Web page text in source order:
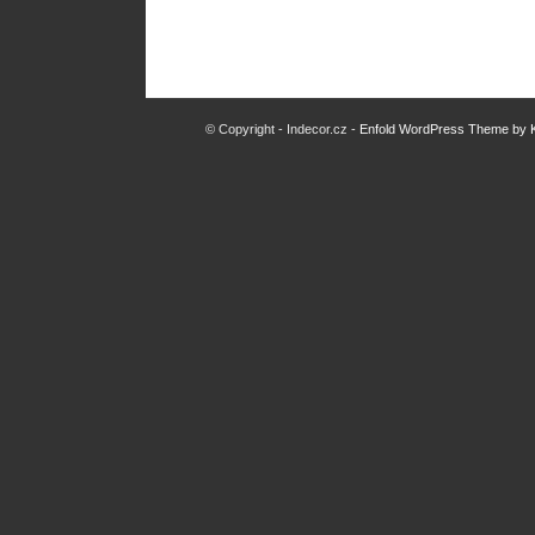
© Copyright - Indecor.cz - Enfold WordPress Theme by